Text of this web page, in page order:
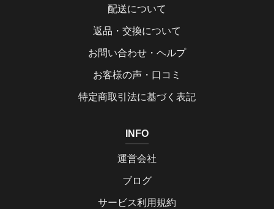
配送について
返品・交換について
お問い合わせ・ヘルプ
お客様の声・口コミ
特定商取引法に基づく表記
INFO
運営会社
ブログ
サービス利用規約